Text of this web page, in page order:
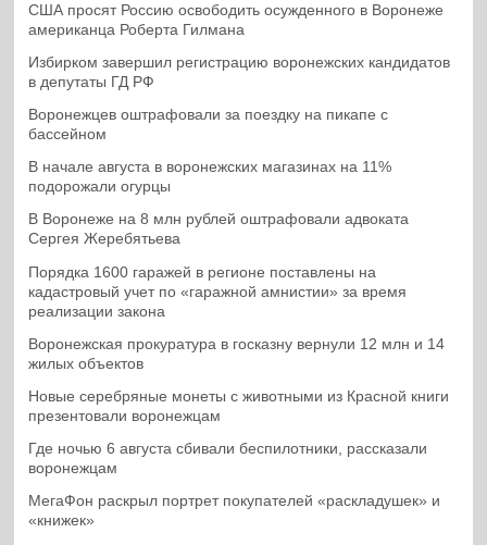
США просят Россию освободить осужденного в Воронеже
американца Роберта Гилмана
Избирком завершил регистрацию воронежских кандидатов
в депутаты ГД РФ
Воронежцев оштрафовали за поездку на пикапе с
бассейном
В начале августа в воронежских магазинах на 11%
подорожали огурцы
В Воронеже на 8 млн рублей оштрафовали адвоката
Сергея Жеребятьева
Порядка 1600 гаражей в регионе поставлены на
кадастровый учет по «гаражной амнистии» за время
реализации закона
Воронежская прокуратура в госказну вернули 12 млн и 14
жилых объектов
Новые серебряные монеты с животными из Красной книги
презентовали воронежцам
Где ночью 6 августа сбивали беспилотники, рассказали
воронежцам
МегаФон раскрыл портрет покупателей «раскладушек» и
«книжек»